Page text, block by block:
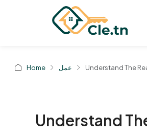
Home عمل Understand The
Understand